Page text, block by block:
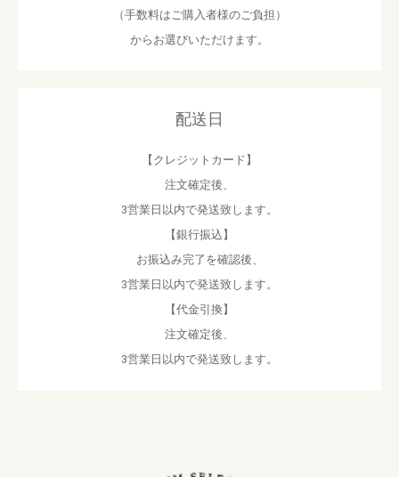
（手数料はご購入者様のご負担）
からお選びいただけます。
配送日
【クレジットカード】
注文確定後、
3営業日以内で発送致します。
【銀行振込】
お振込み完了を確認後、
3営業日以内で発送致します。
【代金引換】
注文確定後、
3営業日以内で発送致します。